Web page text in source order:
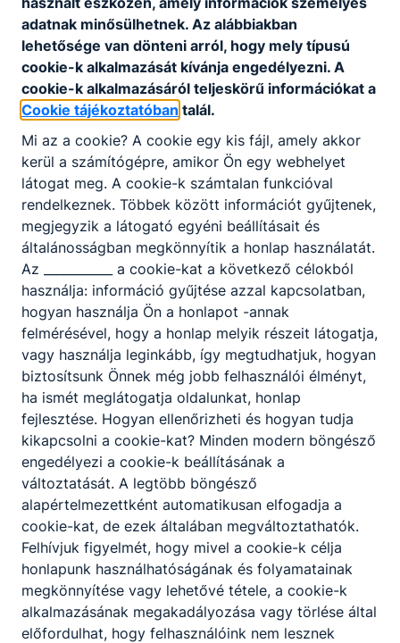
Karácsonyi adománygyűjtés
2022. december 22. admin
Iskolai rendezvények
Karácsonyi ünnepség 2022
2022. december 22. admin
adatnak minősülhetnek. Az alábbiakban
lehetősége van dönteni arról, hogy mely típusú
cookie-k alkalmazását kívánja engedélyezni. A
cookie-k alkalmazásáról teljeskörű információkat a
Cookie tájékoztatóban talál.
Mi az a cookie? A cookie egy kis fájl, amely akkor
kerül a számítógépre, amikor Ön egy webhelyet
látogat meg. A cookie-k számtalan funkcióval
rendelkeznek. Többek között információt gyűjtenek,
megjegyzik a látogató egyéni beállításait és
általánosságban megkönnyítik a honlap használatát.
Az ___________ a cookie-kat a következő célokból
használja: információ gyűjtése azzal kapcsolatban,
hogyan használja Ön a honlapot -annak
felmérésével, hogy a honlap melyik részeit látogatja,
vagy használja leginkább, így megtudhatjuk, hogyan
biztosítsunk Önnek még jobb felhasználói élményt,
ha ismét meglátogatja oldalunkat, honlap
fejlesztése. Hogyan ellenőrizheti és hogyan tudja
kikapcsolni a cookie-kat? Minden modern böngésző
engedélyezi a cookie-k beállításának a
változtatását. A legtöbb böngésző
alapértelmezettként automatikusan elfogadja a
cookie-kat, de ezek általában megváltoztathatók.
Felhívjuk figyelmét, hogy mivel a cookie-k célja
honlapunk használhatóságának és folyamatainak
megkönnyítése vagy lehetővé tétele, a cookie-k
alkalmazásának megakadályozása vagy törlése által
előfordulhat, hogy felhasználóink nem lesznek